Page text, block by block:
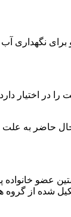
برای
صنعت قالب گیری دورانی از آن
حال حاضر به
به بازار عرضه
شده از